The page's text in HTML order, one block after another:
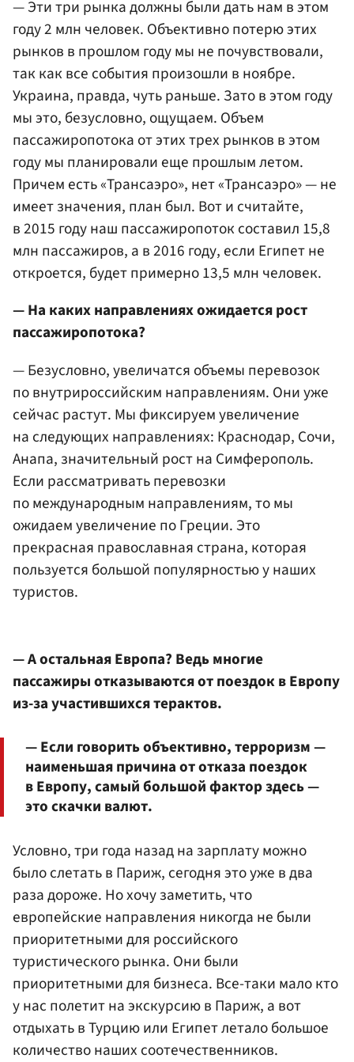
— Эти три рынка должны были дать нам в этом
году 2 млн человек. Объективно потерю этих
рынков в прошлом году мы не почувствовали,
так как все события произошли в ноябре.
Украина, правда, чуть раньше. Зато в этом году
мы это, безусловно, ощущаем. Объем
пассажиропотока от этих трех рынков в этом
году мы планировали еще прошлым летом.
Причем есть «Трансаэро», нет «Трансаэро» — не
имеет значения, план был. Вот и считайте,
в 2015 году наш пассажиропоток составил 15,8
млн пассажиров, а в 2016 году, если Египет не
откроется, будет примерно 13,5 млн человек.
— На каких направлениях ожидается рост
пассажиропотока?
— Безусловно, увеличатся объемы перевозок
по внутрироссийским направлениям. Они уже
сейчас растут. Мы фиксируем увеличение
на следующих направлениях: Краснодар, Сочи,
Анапа, значительный рост на Симферополь.
Если рассматривать перевозки
по международным направлениям, то мы
ожидаем увеличение по Греции. Это
прекрасная православная страна, которая
пользуется большой популярностью у наших
туристов.
— А остальная Европа? Ведь многие
пассажиры отказываются от поездок в Европу
из-за участившихся терактов.
— Если говорить объективно, терроризм —
наименьшая причина от отказа поездок
в Европу, самый большой фактор здесь —
это скачки валют.
Условно, три года назад на зарплату можно
было слетать в Париж, сегодня это уже в два
раза дороже. Но хочу заметить, что
европейские направления никогда не были
приоритетными для российского
туристического рынка. Они были
приоритетными для бизнеса. Все-таки мало кто
у нас полетит на экскурсию в Париж, а вот
отдыхать в Турцию или Египет летало большое
количество наших соотечественников.